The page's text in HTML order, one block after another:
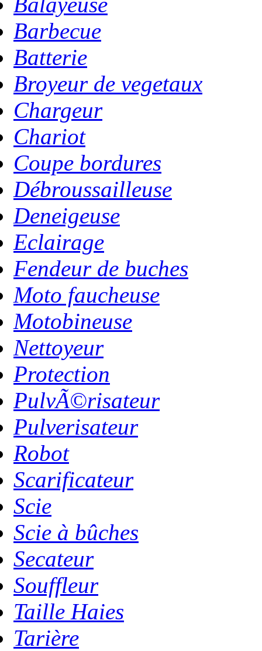
Barbecue
Batterie
Broyeur de vegetaux
Chargeur
Chariot
Coupe bordures
Débroussailleuse
Deneigeuse
Eclairage
Fendeur de buches
Moto faucheuse
Motobineuse
Nettoyeur
Protection
PulvÃ©risateur
Pulverisateur
Robot
Scarificateur
Scie
Scie à bûches
Secateur
Souffleur
Taille Haies
Tarière